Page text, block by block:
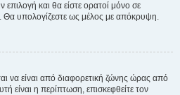
επιλογή και θα είστε ορατοί μόνο σε
Θα υπολογίζεστε ως μέλος με απόκρυψη.
να είναι από διαφορετική ζώνης ώρας από
είναι η περίπτωση, επισκεφθείτε τον